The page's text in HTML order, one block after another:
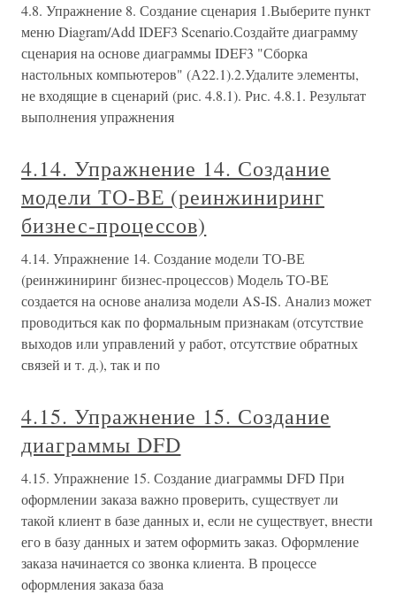
4.8. Упражнение 8. Создание сценария 1.Выберите пункт
меню Diagram/Add IDEF3 Scenario.Создайте диаграмму
сценария на основе диаграммы IDEF3 "Сборка
настольных компьютеров" (А22.1).2.Удалите элементы,
не входящие в сценарий (рис. 4.8.1). Рис. 4.8.1. Результат
выполнения упражнения
4.14. Упражнение 14. Создание
модели ТО-ВЕ (реинжиниринг
бизнес-процессов)
4.14. Упражнение 14. Создание модели ТО-ВЕ
(реинжиниринг бизнес-процессов) Модель ТО-ВЕ
создается на основе анализа модели AS-IS. Анализ может
проводиться как по формальным признакам (отсутствие
выходов или управлений у работ, отсутствие обратных
связей и т. д.), так и по
4.15. Упражнение 15. Создание
диаграммы DFD
4.15. Упражнение 15. Создание диаграммы DFD При
оформлении заказа важно проверить, существует ли
такой клиент в базе данных и, если не существует, внести
его в базу данных и затем оформить заказ. Оформление
заказа начинается со звонка клиента. В процессе
оформления заказа база